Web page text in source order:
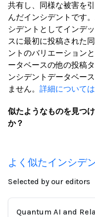
共有し、同様な被害を
んだインシデントです
シデントとしてインデ
スに最初に投稿された
ントのバリエーション
ータベースの他の投稿
ンシデントデータベー
ません。 詳細について
似たようなものを見つ
か？
よく似たインシデ
Selected by our editors
Quantum AI and